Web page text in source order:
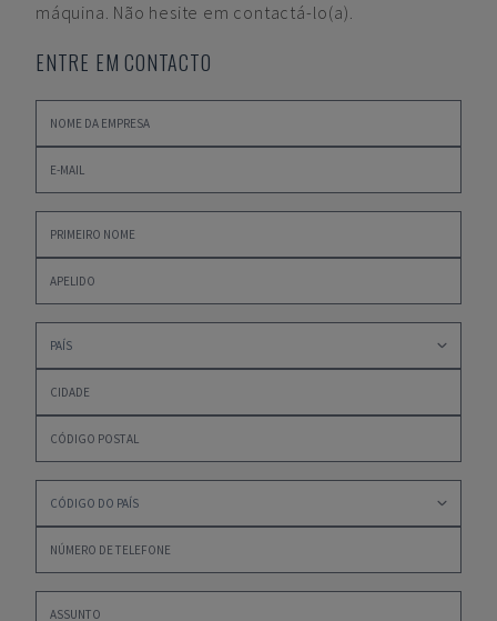
máquina. Não hesite em contactá-lo(a).
ENTRE EM CONTACTO